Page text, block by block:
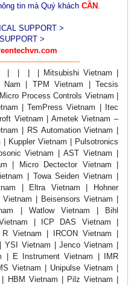
tin mà Quý khách CẦN .
SUPPORT >
>
| | | | | Mitsubishi Vietnam |
Nam | TPM Vietnam | Tecsis
Process Controls Vietnam |
| TemPress Vietnam | Itec
Vietnam | Ametek Vietnam –
| RS Automation Vietnam |
Kuppler Vietnam | Pulsotronics
Vietnam | AST Vietnam |
| Micro Dectector Vietnam |
| Towa Seiden Vietnam |
| Eltra Vietnam | Hohner
| Beisensors Vietnam |
| Watlow Vietnam | Bihl
| ICP DAS Vietnam |
Vietnam | IRCON Vietnam |
Vietnam | Jenco Vietnam |
| E Instrument Vietnam | IMR
Vietnam | Unipulse Vietnam |
HBM Vietnam | Pilz Vietnam |